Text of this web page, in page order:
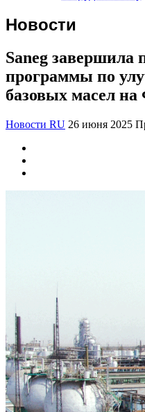
Новости
Saneg завершила
программы по
базовых масел
Новости RU 26 июня 2025